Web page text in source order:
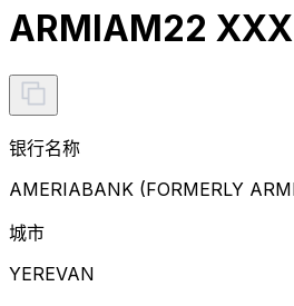
ARMIAM22 XXX
银行名称
AMERIABANK (FORMERLY
城市
YEREVAN